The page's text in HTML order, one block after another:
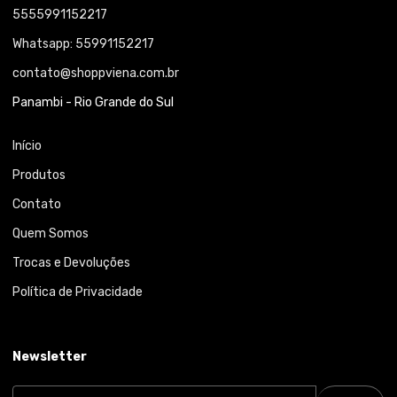
5555991152217
Whatsapp: 55991152217
contato@shoppviena.com.br
Panambi - Rio Grande do Sul
Início
Produtos
Contato
Quem Somos
Trocas e Devoluções
Política de Privacidade
Newsletter